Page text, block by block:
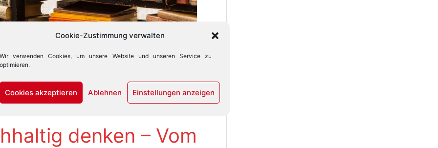
Cookie-Zustimmung verwalten
Wir verwenden Cookies, um unsere Website und unseren Service zu
optimieren.
Cookies akzeptieren Ablehnen Einstellungen anzeigen
denken – Vom